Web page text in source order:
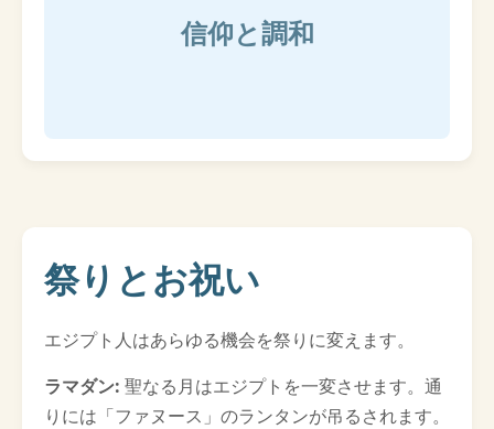
信仰と調和
祭りとお祝い
エジプト人はあらゆる機会を祭りに変えます。
ラマダン: 聖なる月はエジプトを一変させます。通
りには「ファヌース」のランタンが吊るされます。